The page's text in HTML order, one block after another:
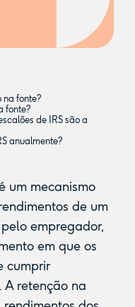
fonte?
fonte?
de IRS são a
anualmente?
um mecanismo
de um
empregador,
em que os
cumprir
A retenção na